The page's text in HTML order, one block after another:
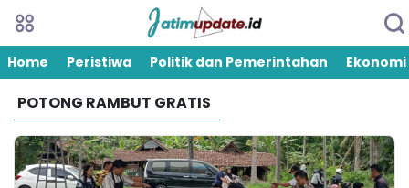
Home Peristiwa Politik dan Pemerintahan Ekonomi
POTONG RAMBUT GRATIS